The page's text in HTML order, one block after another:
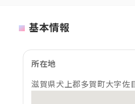
基本情報
所在地
滋賀県犬上郡多賀町大字佐